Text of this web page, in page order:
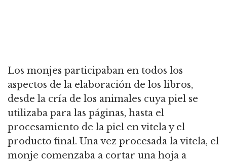
Los monjes participaban en todos los
aspectos de la elaboración de los libros,
desde la cría de los animales cuya piel se
utilizaba para las páginas, hasta el
procesamiento de la piel en vitela y el
producto final. Una vez procesada la vitela, el
monje comenzaba a cortar una hoja a